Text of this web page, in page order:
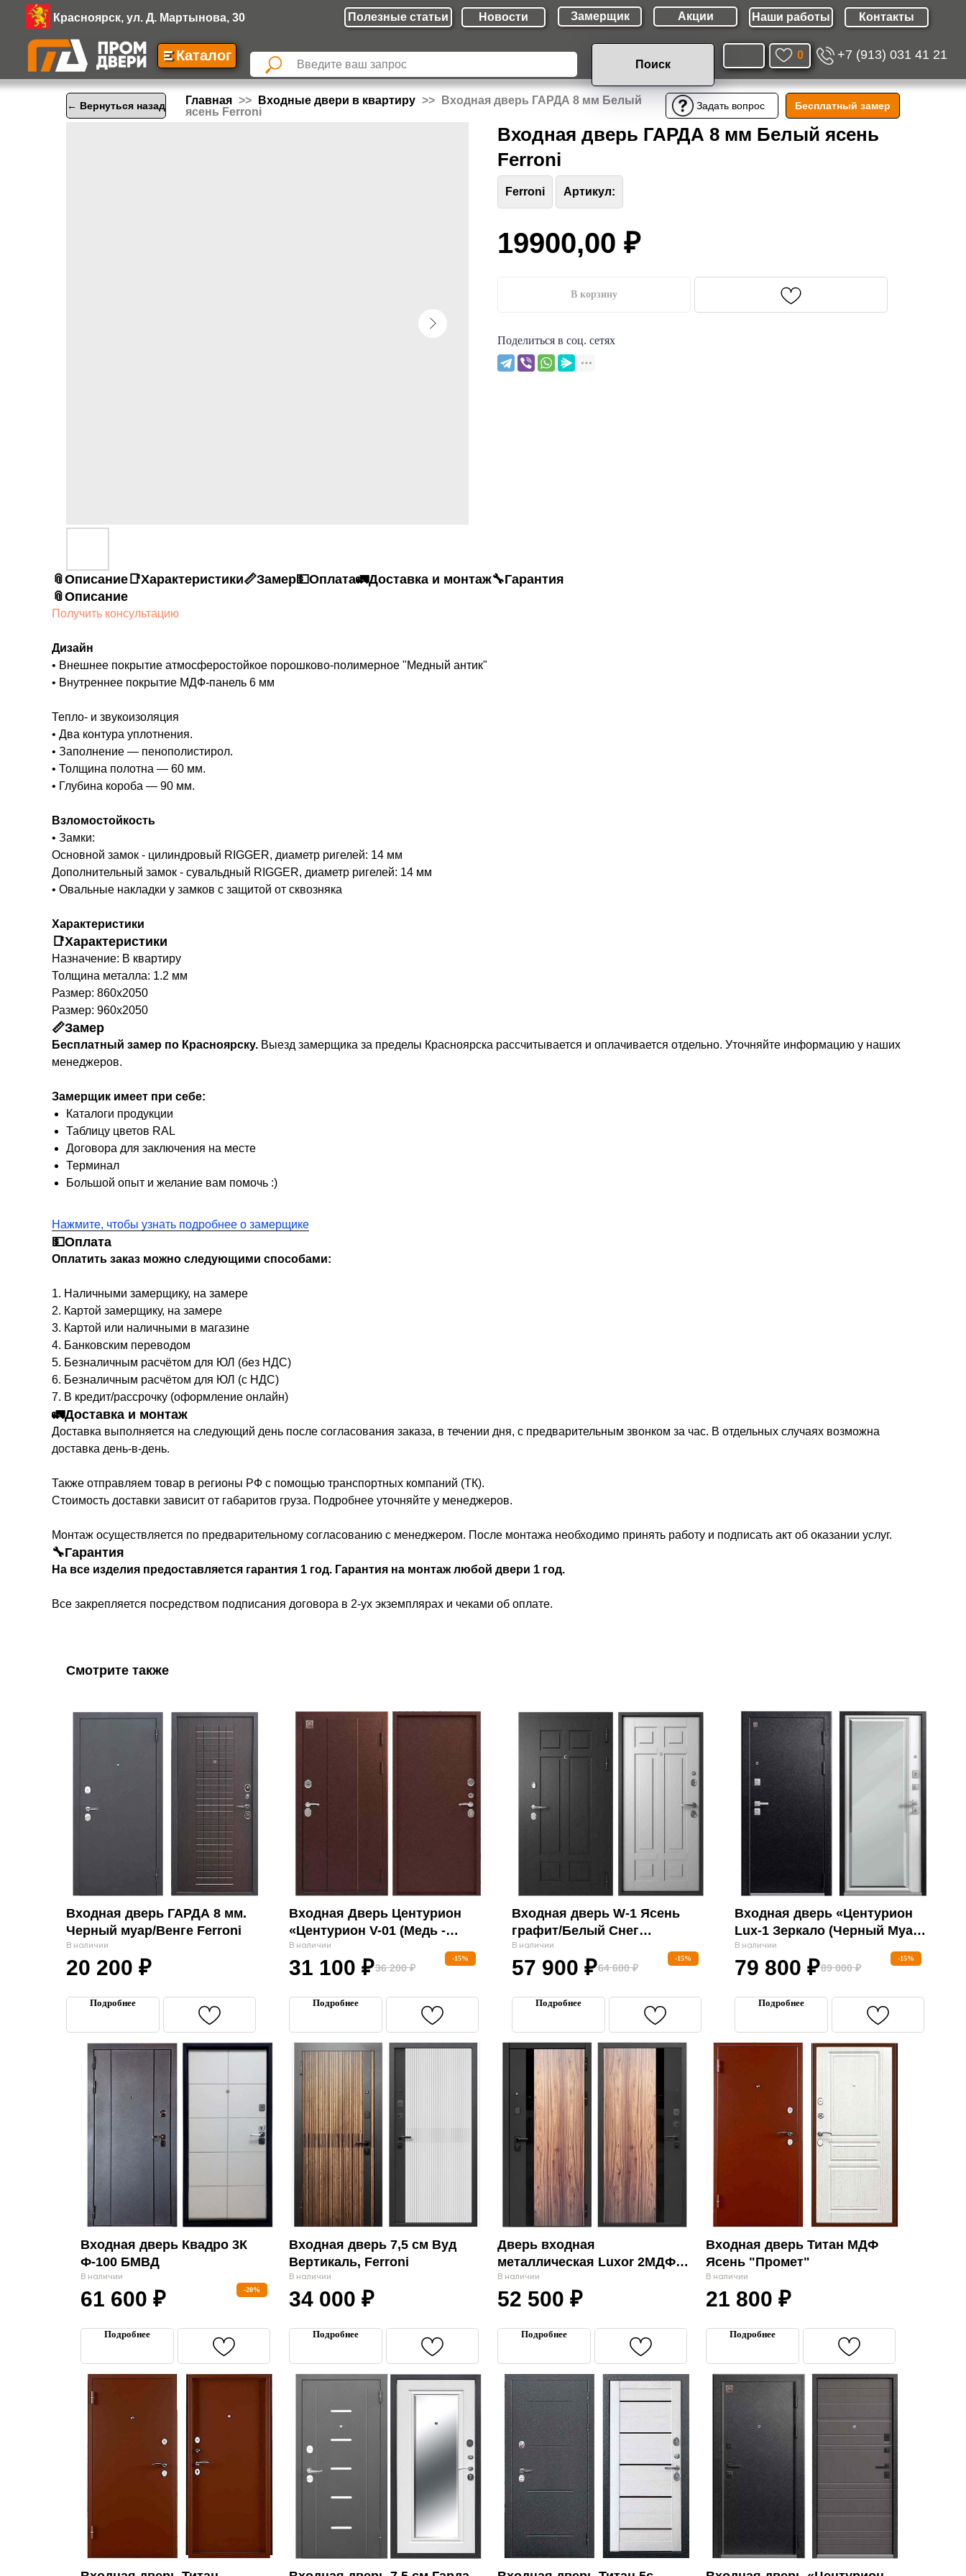
Новости Замерщик Акции Наши работы Контакты
Красноярск, ул. Д. Мартынова, 30 Полезные cтатьи
Поиск
0
Каталог +7 (913) 031 41 21
Задать вопрос Бесплатный замер
← Вернуться назад Главная Входные двери в квартиру
Входная дверь ГАРДА 8 мм Белый
ясень Ferroni
Входная дверь ГАРДА 8 мм Белый ясень
Ferroni
Ferroni Артикул:
19900,00 ₽
В корзину
Поделиться в соц. сетях
📎Описание 📑Характеристики📏Замер💵Оплата🚛Доставка и монтаж🔧Гарантия
📎Описание
Получить консультацию
Дизайн
• Внешнее покрытие атмосферостойкое порошково-полимерное "Медный антик"
• Внутреннее покрытие МДФ-панель 6 мм
Тепло- и звукоизоляция
• Два контура уплотнения.
• Заполнение — пенополистирол.
• Толщина полотна — 60 мм.
• Глубина короба — 90 мм.
Взломостойкость
• Замки:
Основной замок - цилиндровый RIGGER, диаметр ригелей: 14 мм
Дополнительный замок - сувальдный RIGGER, диаметр ригелей: 14 мм
• Овальные накладки у замков с защитой от сквозняка
Характеристики
📑Характеристики
Назначение: В квартиру
Толщина металла: 1.2 мм
Размер: 860х2050
Размер: 960х2050
📏Замер
Бесплатный замер по Красноярску. Выезд замерщика за пределы Красноярска рассчитывается и оплачивается отдельно. Уточняйте информацию у наших
менеджеров.
Замерщик имеет при себе:
Каталоги продукции
Таблицу цветов RAL
Договора для заключения на месте
Терминал
Большой опыт и желание вам помочь :)
Нажмите, чтобы узнать подробнее о замерщике
💵Оплата
Оплатить заказ можно следующими способами:
1. Наличными замерщику, на замере
2. Картой замерщику, на замере
3. Картой или наличными в магазине
4. Банковским переводом
5. Безналичным расчётом для ЮЛ (без НДС)
6. Безналичным расчётом для ЮЛ (с НДС)
7. В кредит/рассрочку (оформление онлайн)
🚛Доставка и монтаж
Доставка выполняется на следующий день после согласования заказа, в течении дня, с предварительным звонком за час. В отдельных случаях возможна
доставка день-в-день.
Также отправляем товар в регионы РФ с помощью транспортных компаний (ТК).
Стоимость доставки зависит от габаритов груза. Подробнее уточняйте у менеджеров.
Монтаж осуществляется по предварительному согласованию с менеджером. После монтажа необходимо принять работу и подписать акт об оказании услуг.
🔧Гарантия
На все изделия предоставляется гарантия 1 год. Гарантия на монтаж любой двери 1 год.
Все закрепляется посредством подписания договора в 2-ух экземплярах и чеками об оплате.
Смотрите также
Входная дверь ГАРДА 8 мм.
Черный муар/Венге Ferroni
В наличии
20 200 ₽
Подробнее
-15%
Входная Дверь Центурион
«Центурион V-01 (Медь -
Медь)»
В наличии
31 100 ₽36 200 ₽
Подробнее
-15%
Входная дверь W-1 Ясень
графит/Белый Снег
"Мегатрон"
В наличии
57 900 ₽64 600 ₽
Подробнее
-15%
Входная дверь «Центурион
Lux-1 Зеркало (Черный Муар -
Кашемир Белый)»
В наличии
79 800 ₽89 000 ₽
Подробнее
-20%
Входная дверь Квадро 3К
Ф-100 БМВД
В наличии
61 600 ₽
Подробнее
Входная дверь 7,5 см Вуд
Вертикаль, Ferroni
В наличии
34 000 ₽
Подробнее
Дверь входная
металлическая Luxor 2МДФ
Орех Каньон / Сатин черный
Ferroni
В наличии
52 500 ₽
Подробнее
Входная дверь Титан МДФ
Ясень "Промет"
В наличии
21 800 ₽
Подробнее